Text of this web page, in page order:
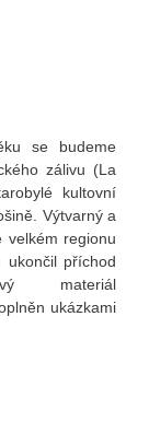
se budeme
zálivu (La
kultovní
Výtvarný a
velkém regionu
ukončil příchod
materiál
ukázkami